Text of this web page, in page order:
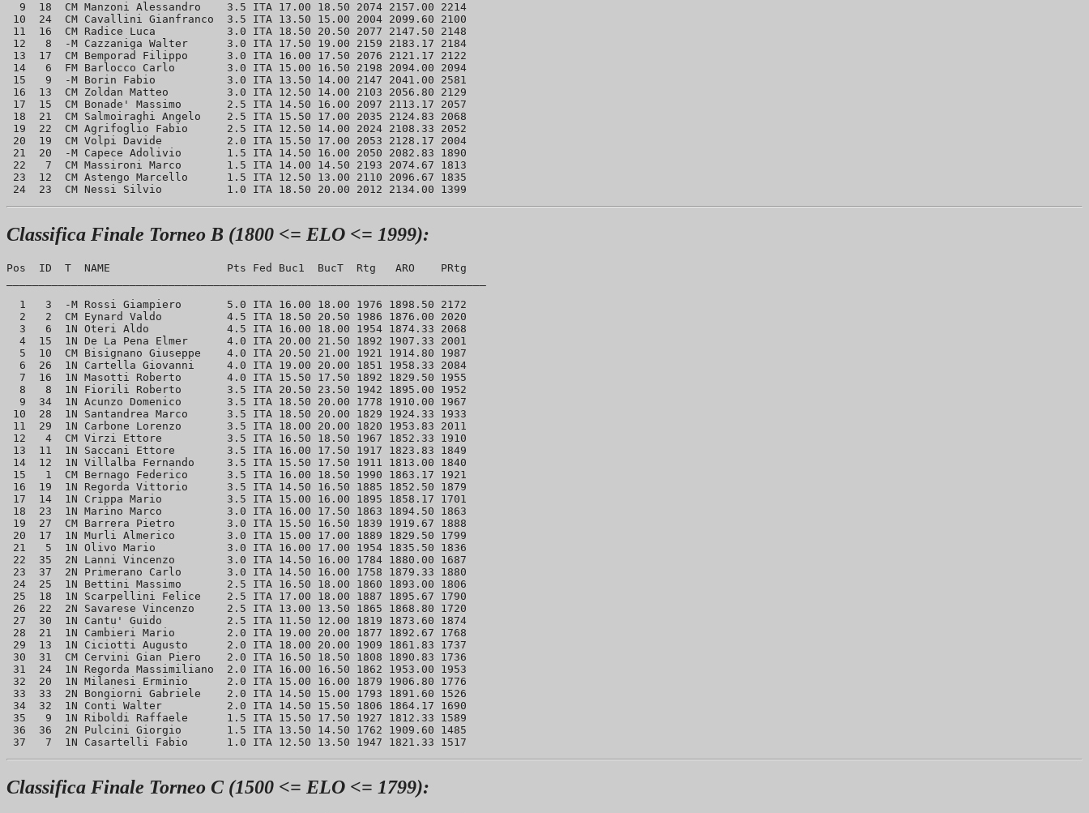
  9  18  CM Manzoni Alessandro    3.5 ITA 17.00 18.50 2074 2157.00 2214
10  24  CM Cavallini Gianfranco  3.5 ITA 13.50 15.00 2004 2099.60 2100
11  16  CM Radice Luca           3.0 ITA 18.50 20.50 2077 2147.50 2148
12   8  -M Cazzaniga Walter      3.0 ITA 17.50 19.00 2159 2183.17 2184
13  17  CM Bemporad Filippo      3.0 ITA 16.00 17.50 2076 2121.17 2122
14   6  FM Barlocco Carlo        3.0 ITA 15.00 16.50 2198 2094.00 2094
15   9  -M Borin Fabio           3.0 ITA 13.50 14.00 2147 2041.00 2581
16  13  CM Zoldan Matteo         3.0 ITA 12.50 14.00 2103 2056.80 2129
17  15  CM Bonade' Massimo       2.5 ITA 14.50 16.00 2097 2113.17 2057
18  21  CM Salmoiraghi Angelo    2.5 ITA 15.50 17.00 2035 2124.83 2068
19  22  CM Agrifoglio Fabio      2.5 ITA 12.50 14.00 2024 2108.33 2052
20  19  CM Volpi Davide          2.0 ITA 15.50 17.00 2053 2128.17 2004
21  20  -M Capece Adolivio       1.5 ITA 14.50 16.00 2050 2082.83 1890
22   7  CM Massironi Marco       1.5 ITA 14.00 14.50 2193 2074.67 1813
23  12  CM Astengo Marcello      1.5 ITA 12.50 13.00 2110 2096.67 1835
Classifica Finale Torneo B (1800 <= ELO <= 1999):
Pos  ID  T  NAME                  Pts Fed Buc1  BucT  Rtg   ARO    PRtg
  1   3  -M Rossi Giampiero       5.0 ITA 16.00 18.00 1976 1898.50 2172
  2   2  CM Eynard Valdo          4.5 ITA 18.50 20.50 1986 1876.00 2020
  3   6  1N Oteri Aldo            4.5 ITA 16.00 18.00 1954 1874.33 2068
  4  15  1N De La Pena Elmer      4.0 ITA 20.00 21.50 1892 1907.33 2001
  5  10  CM Bisignano Giuseppe    4.0 ITA 20.50 21.00 1921 1914.80 1987
  6  26  1N Cartella Giovanni     4.0 ITA 19.00 20.00 1851 1958.33 2084
  7  16  1N Masotti Roberto       4.0 ITA 15.50 17.50 1892 1829.50 1955
  8   8  1N Fiorili Roberto       3.5 ITA 20.50 23.50 1942 1895.00 1952
  9  34  1N Acunzo Domenico       3.5 ITA 18.50 20.00 1778 1910.00 1967
10  28  1N Santandrea Marco      3.5 ITA 18.50 20.00 1829 1924.33 1933
11  29  1N Carbone Lorenzo       3.5 ITA 18.00 20.00 1820 1953.83 2011
12   4  CM Virzi Ettore          3.5 ITA 16.50 18.50 1967 1852.33 1910
13  11  1N Saccani Ettore        3.5 ITA 16.00 17.50 1917 1823.83 1849
14  12  1N Villalba Fernando     3.5 ITA 15.50 17.50 1911 1813.00 1840
15   1  CM Bernago Federico      3.5 ITA 16.00 18.50 1990 1863.17 1921
16  19  1N Regorda Vittorio      3.5 ITA 14.50 16.50 1885 1852.50 1879
17  14  1N Crippa Mario          3.5 ITA 15.00 16.00 1895 1858.17 1701
18  23  1N Marino Marco          3.0 ITA 16.00 17.50 1863 1894.50 1863
19  27  CM Barrera Pietro        3.0 ITA 15.50 16.50 1839 1919.67 1888
20  17  1N Murli Almerico        3.0 ITA 15.00 17.00 1889 1829.50 1799
21   5  1N Olivo Mario           3.0 ITA 16.00 17.00 1954 1835.50 1836
22  35  2N Lanni Vincenzo        3.0 ITA 14.50 16.00 1784 1880.00 1687
23  37  2N Primerano Carlo       3.0 ITA 14.50 16.00 1758 1879.33 1880
24  25  1N Bettini Massimo       2.5 ITA 16.50 18.00 1860 1893.00 1806
25  18  1N Scarpellini Felice    2.5 ITA 17.00 18.00 1887 1895.67 1790
26  22  2N Savarese Vincenzo     2.5 ITA 13.00 13.50 1865 1868.80 1720
27  30  1N Cantu' Guido          2.5 ITA 11.50 12.00 1819 1873.60 1874
28  21  1N Cambieri Mario        2.0 ITA 19.00 20.00 1877 1892.67 1768
29  13  1N Ciciotti Augusto      2.0 ITA 18.00 20.00 1909 1861.83 1737
30  31  CM Cervini Gian Piero    2.0 ITA 16.50 18.50 1808 1890.83 1736
31  24  1N Regorda Massimiliano  2.0 ITA 16.00 16.50 1862 1953.00 1953
32  20  1N Milanesi Erminio      2.0 ITA 15.00 16.00 1879 1906.80 1776
33  33  2N Bongiorni Gabriele    2.0 ITA 14.50 15.00 1793 1891.60 1526
34  32  1N Conti Walter          2.0 ITA 14.50 15.50 1806 1864.17 1690
35   9  1N Riboldi Raffaele      1.5 ITA 15.50 17.50 1927 1812.33 1589
36  36  2N Pulcini Giorgio       1.5 ITA 13.50 14.50 1762 1909.60 1485
Classifica Finale Torneo C (1500 <= ELO <= 1799):